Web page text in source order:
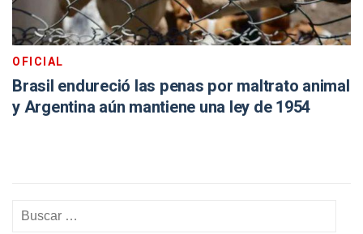
OFICIAL
Brasil endureció las penas por maltrato animal
y Argentina aún mantiene una ley de 1954